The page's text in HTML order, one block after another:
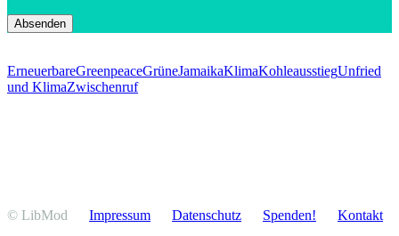
ErneuerbareGreenpeaceGrüneJamaikaKlimaKohleausstiegUnfried
und KlimaZwischenruf
© LibMod Impressum Daten­schutz Spenden! Kontakt